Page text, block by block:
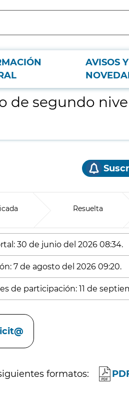
AVISOS Y
de segundo
Resuelta
30 de junio del 2026 08:34.
7 de agosto del 2026 09:20.
de participación: 11 de
formatos: